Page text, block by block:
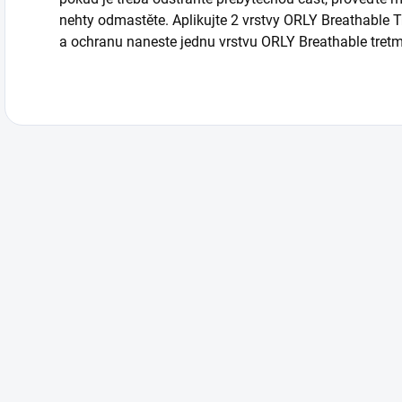
nehty odmastěte. Aplikujte 2 vrstvy ORLY Breathable
a ochranu naneste jednu vrstvu ORLY Breathable